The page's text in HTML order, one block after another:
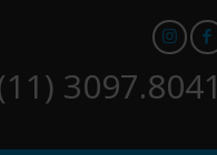
3097.8041